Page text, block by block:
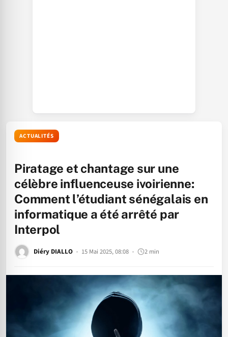
ACTUALITÉS
Piratage et chantage sur une
célèbre influenceuse ivoirienne:
Comment l’étudiant sénégalais en
informatique a été arrêté par
Interpol
Diéry DIALLO 15 Mai 2025, 08:08 2 min